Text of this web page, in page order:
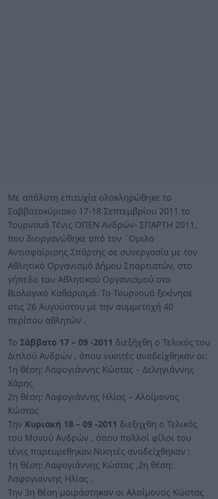
Με απόλυτη επιτυχία ολοκληρώθηκε το
Σαββατοκύριακο 17-18 Σεπτεμβρίου 2011 το
Τουρνουά Τένις ΟΠΕΝ Ανδρών- ΣΠΑΡΤΗ 2011,
που διοργανώθηκε από τον ΄Ομιλο
Αντισφαίρισης Σπάρτης σε συνεργασία με τον
Αθλητικό Οργανισμό Δήμου Σπαρτιατών, στο
γήπεδο του Αθλητικού Οργανισμού στο
Βιολογικό Καθαρισμό. Το Τουρνουά ξεκίνησε
στις 26 Αυγούστου με την συμμετοχή 40
περίπου αθλητών .
Το Σάββατο 17 – 09 -2011 διεξήχθη ο Τελικός του
Διπλού Ανδρών , όπου νικητές αναδείχθηκαν οι:
1η θέση: Λαφογιάννης Κώστας – Δεληγιάννης
Χάρης
2η θέση: Λαφογιάννης Ηλίας – Αλοίμονος
Κώστας
Την Κυριακή 18 – 09 -2011 διεξηχθη ο Τελικός
του Μονού Ανδρών , όπου πολλοί φίλοι του
τένις παρευρεθηκαν.Νικητές αναδείχθηκαν :
1η θέση: Λαφογιάννης Κώστας ,2η θέση:
Λαφογιαννης Ηλίας .
Την 3η θέση μοιράστηκαν οι Αλοίμονος Κώστας